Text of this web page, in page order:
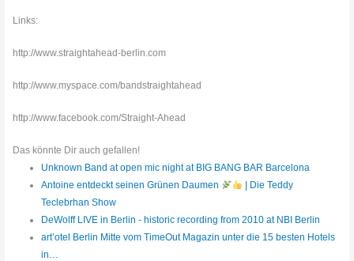
Links:
http://www.straightahead-berlin.com
http://www.myspace.com/bandstraightahead
http://www.facebook.com/Straight-Ahead
Das könnte Dir auch gefallen!
Unknown Band at open mic night at BIG BANG BAR Barcelona
Antoine entdeckt seinen Grünen Daumen
| Die Teddy
Teclebrhan Show
DeWolff LIVE in Berlin - historic recording from 2010 at NBI Berlin
art’otel Berlin Mitte vom TimeOut Magazin unter die 15 besten Hotels
in…